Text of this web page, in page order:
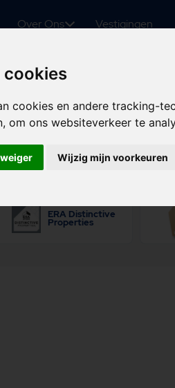
cookies
cookies en andere tracking-
om ons websiteverkeer te
Wijzig mijn voorkeuren
Over Ons Vestigingen
Huur
ERA Distinctive
Properties